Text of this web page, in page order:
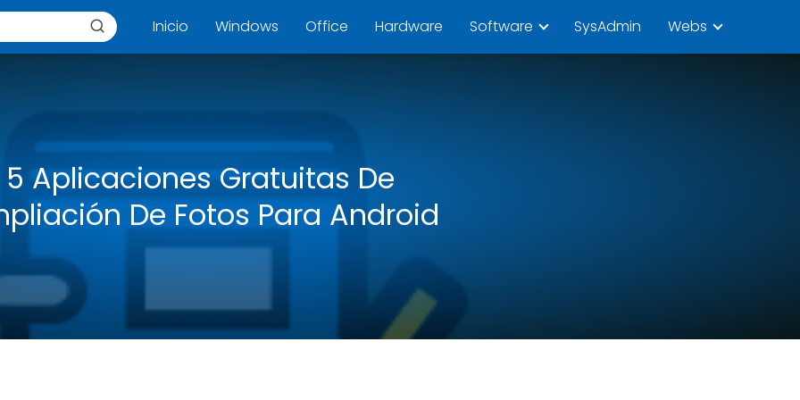
Inicio Windows Office Hardware Software SysAdmin Webs
5 Aplicaciones Gratuitas De
De Fotos Para Android